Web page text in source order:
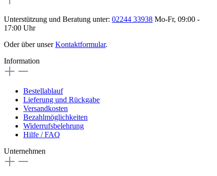
Unterstützung und Beratung unter: 02244 33938 Mo-Fr, 09:00 -
17:00 Uhr
Oder über unserKontaktformular.
Information
Bestellablauf
Lieferung und Rückgabe
Versandkosten
Bezahlmöglichkeiten
Widerrufsbelehrung
Hilfe / FAQ
Unternehmen